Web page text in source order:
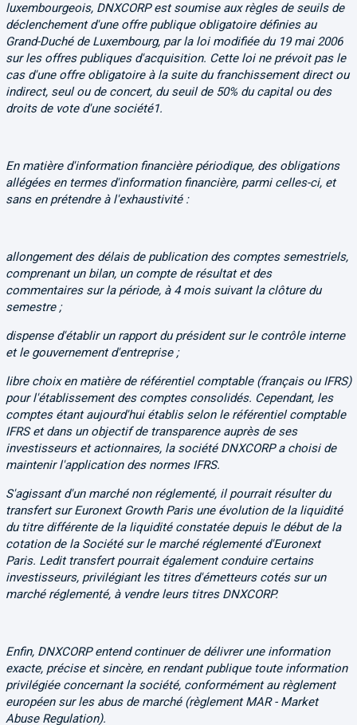
luxembourgeois, DNXCORP est soumise aux règles de seuils de
déclenchement d'une offre publique obligatoire définies au
Grand-Duché de Luxembourg, par la loi modifiée du 19 mai 2006
sur les offres publiques d'acquisition. Cette loi ne prévoit pas le
cas d'une offre obligatoire à la suite du franchissement direct ou
indirect, seul ou de concert, du seuil de 50% du capital ou des
droits de vote d'une société1.
En matière d'information financière périodique, des obligations
allégées en termes d'information financière, parmi celles-ci, et
sans en prétendre à l'exhaustivité :
allongement des délais de publication des comptes semestriels,
comprenant un bilan, un compte de résultat et des
commentaires sur la période, à 4 mois suivant la clôture du
semestre ;
dispense d'établir un rapport du président sur le contrôle interne
et le gouvernement d'entreprise ;
libre choix en matière de référentiel comptable (français ou IFRS)
pour l'établissement des comptes consolidés. Cependant, les
comptes étant aujourd'hui établis selon le référentiel comptable
IFRS et dans un objectif de transparence auprès de ses
investisseurs et actionnaires, la société DNXCORP a choisi de
maintenir l'application des normes IFRS.
S'agissant d'un marché non réglementé, il pourrait résulter du
transfert sur Euronext Growth Paris une évolution de la liquidité
du titre différente de la liquidité constatée depuis le début de la
cotation de la Société sur le marché réglementé d'Euronext
Paris. Ledit transfert pourrait également conduire certains
investisseurs, privilégiant les titres d'émetteurs cotés sur un
marché réglementé, à vendre leurs titres DNXCORP.
Enfin, DNXCORP entend continuer de délivrer une information
exacte, précise et sincère, en rendant publique toute information
privilégiée concernant la société, conformément au règlement
européen sur les abus de marché (règlement MAR - Market
Abuse Regulation).